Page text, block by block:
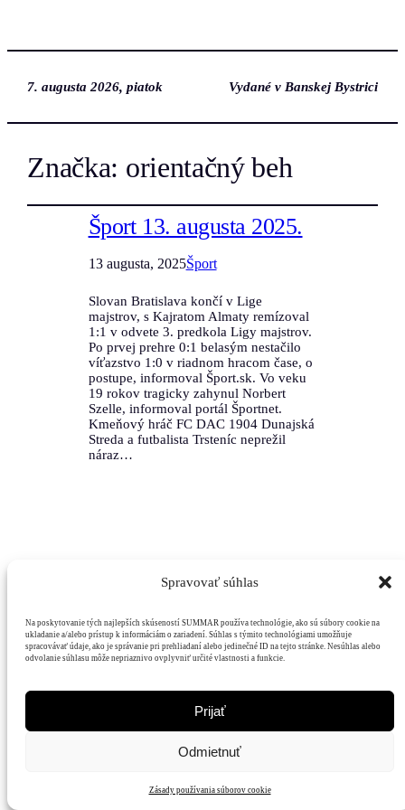
Spravovať súhlas
Na poskytovanie tých najlepších skúseností SUMMAR používa technológie, ako sú súbory cookie na
ukladanie a/alebo prístup k informáciám o zariadení. Súhlas s týmito technológiami umožňuje
spracovávať údaje, ako je správanie pri prehliadaní alebo jedinečné ID na tejto stránke. Nesúhlas alebo
odvolanie súhlasu môže nepriaznivo ovplyvniť určité vlastnosti a funkcie.
Prijať
Odmietnuť
Zásady používania súborov cookie
7. augusta 2026, piatok Vydané v Banskej Bystrici
Značka: orientačný beh
Šport 13. augusta 2025.
13 augusta, 2025Šport
Slovan Bratislava končí v Lige
majstrov, s Kajratom Almaty remízoval
1:1 v odvete 3. predkola Ligy majstrov.
Po prvej prehre 0:1 belasým nestačilo
víťazstvo 1:0 v riadnom hracom čase, o
postupe, informoval Šport.sk. Vo veku
19 rokov tragicky zahynul Norbert
Szelle, informoval portál Športnet.
Kmeňový hráč FC DAC 1904 Dunajská
Streda a futbalista Trsteníc neprežil
náraz…